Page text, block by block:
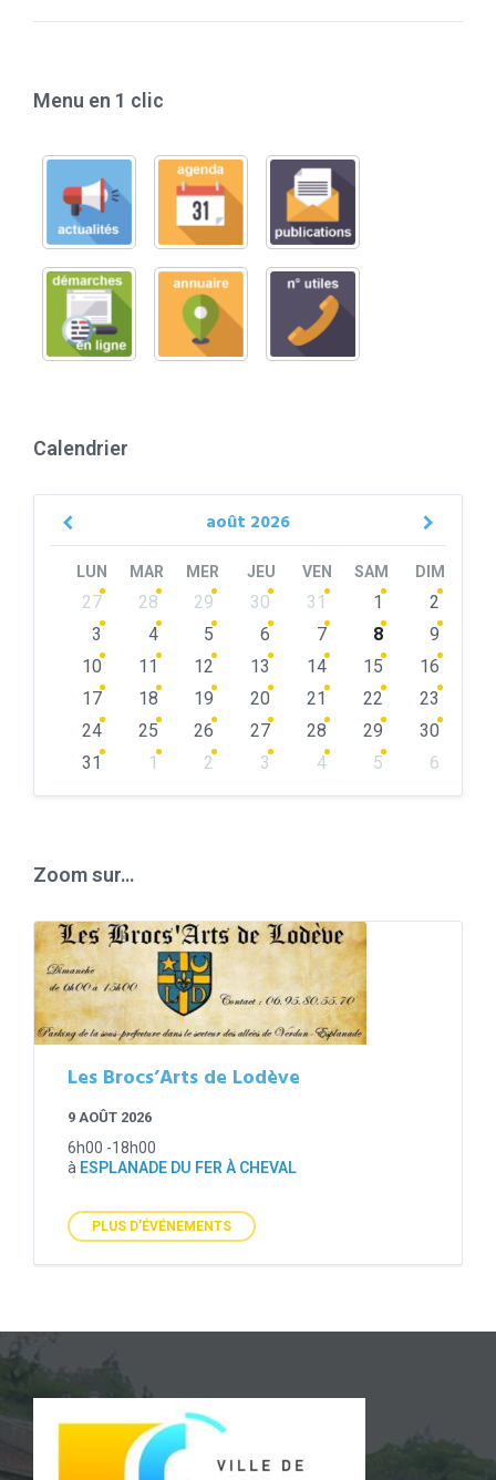
Menu en 1 clic
Calendrier
août 2026
Previous
LUN MAR MER JEU VEN SAM DIM
Skip
calendar
27 28 29 30 31 1
2
3
4 5 6 7 8
9
10
11 12 13 14 15
16
17
18 19 20 21 22
23
24
25 26 27 28 29
30
31
1 2 3 4 5
6
Zoom sur…
Les Brocs’Arts de Lodève
9 AOÛT 2026
6h00 -18h00
à ESPLANADE DU FER À CHEVAL
PLUS D'ÉVÉNEMENTS